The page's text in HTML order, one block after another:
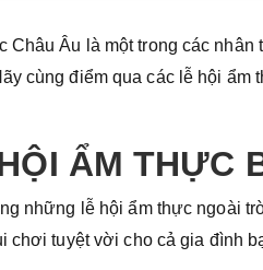
Châu Âu là một trong các
cùng điểm qua các lễ hội
ẨM THỰC
những lễ hội ẩm thực ngoài
chơi tuyệt vời cho cả gia đình